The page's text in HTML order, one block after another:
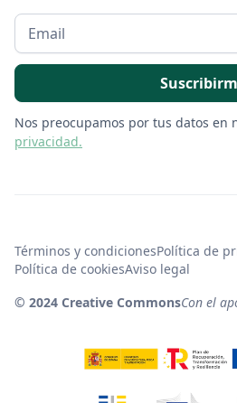
Nos preocupamos por tus datos en
privacidad.
© 2024 Creative CommonsCon el
Términos y condicionesPolítica de
Política de cookiesAviso legal